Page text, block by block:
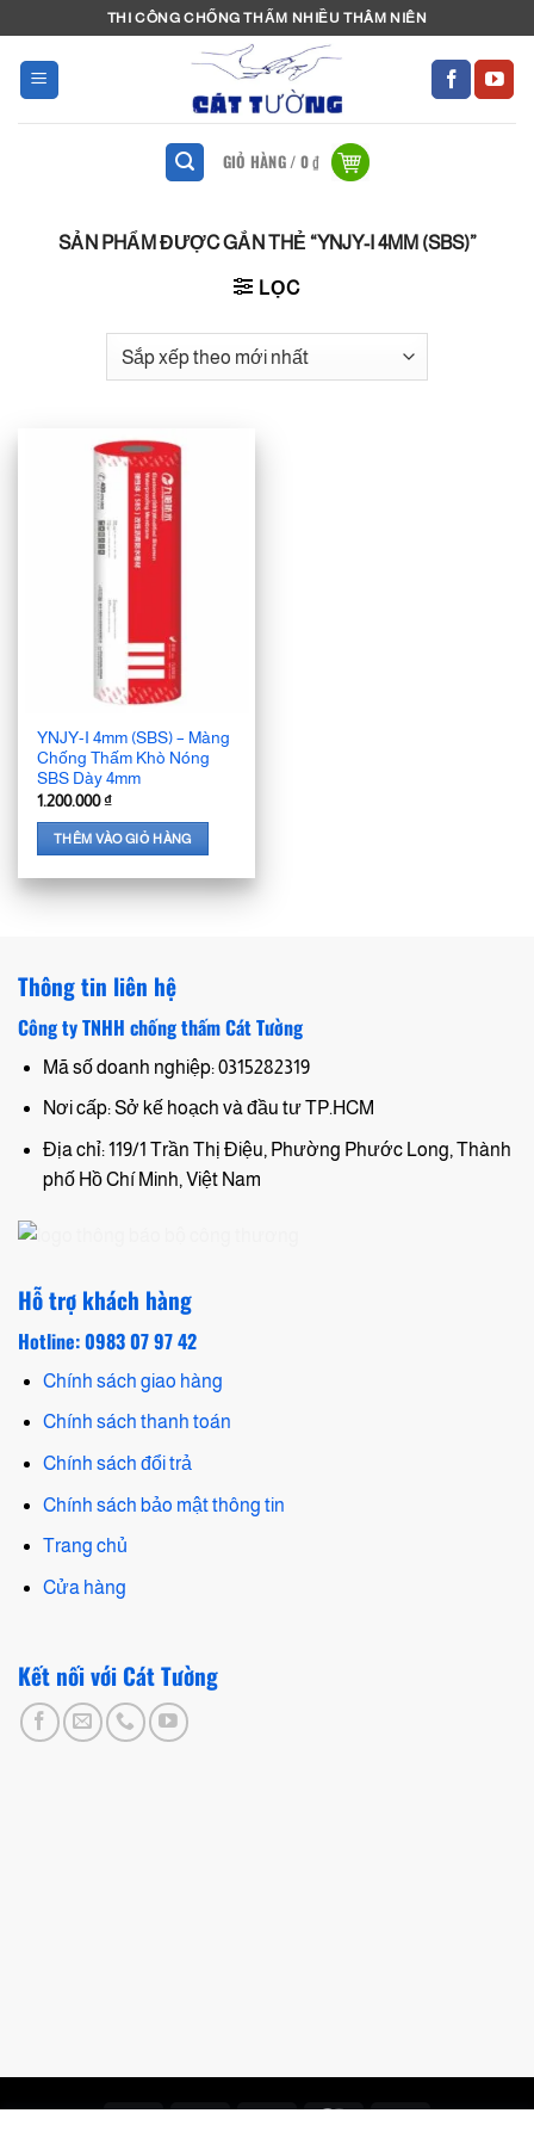
dung
THI CÔNG CHỐNG THẤM NHIỀU THÂM NIÊN
GIỎ HÀNG / 0₫
SẢN PHẨM ĐƯỢC GẮN THẺ “YNJY-I 4MM (SBS)”
LỌC
YNJY-I 4mm (SBS) – Màng
Chống Thấm Khò Nóng
SBS Dày 4mm
1.200.000₫
THÊM VÀO GIỎ HÀNG
Thông tin liên hệ
Công ty TNHH chống thấm Cát Tường
Mã số doanh nghiệp: 0315282319
Nơi cấp: Sở kế hoạch và đầu tư TP.HCM
Địa chỉ: 119/1 Trần Thị Điệu, Phường Phước Long, Thành
phố Hồ Chí Minh, Việt Nam
Hỗ trợ khách hàng
Hotline: 0983 07 97 42
Chính sách giao hàng
Chính sách thanh toán
Chính sách đổi trả
Chính sách bảo mật thông tin
Trang chủ
Cửa hàng
Kết nối với Cát Tường